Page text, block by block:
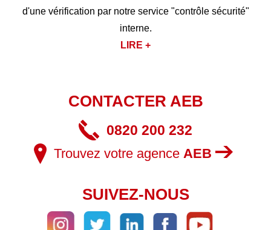
d'une vérification par notre service "contrôle sécurité"
interne.
LIRE +
CONTACTER AEB
0820 200 232
Trouvez votre agence AEB
SUIVEZ-NOUS